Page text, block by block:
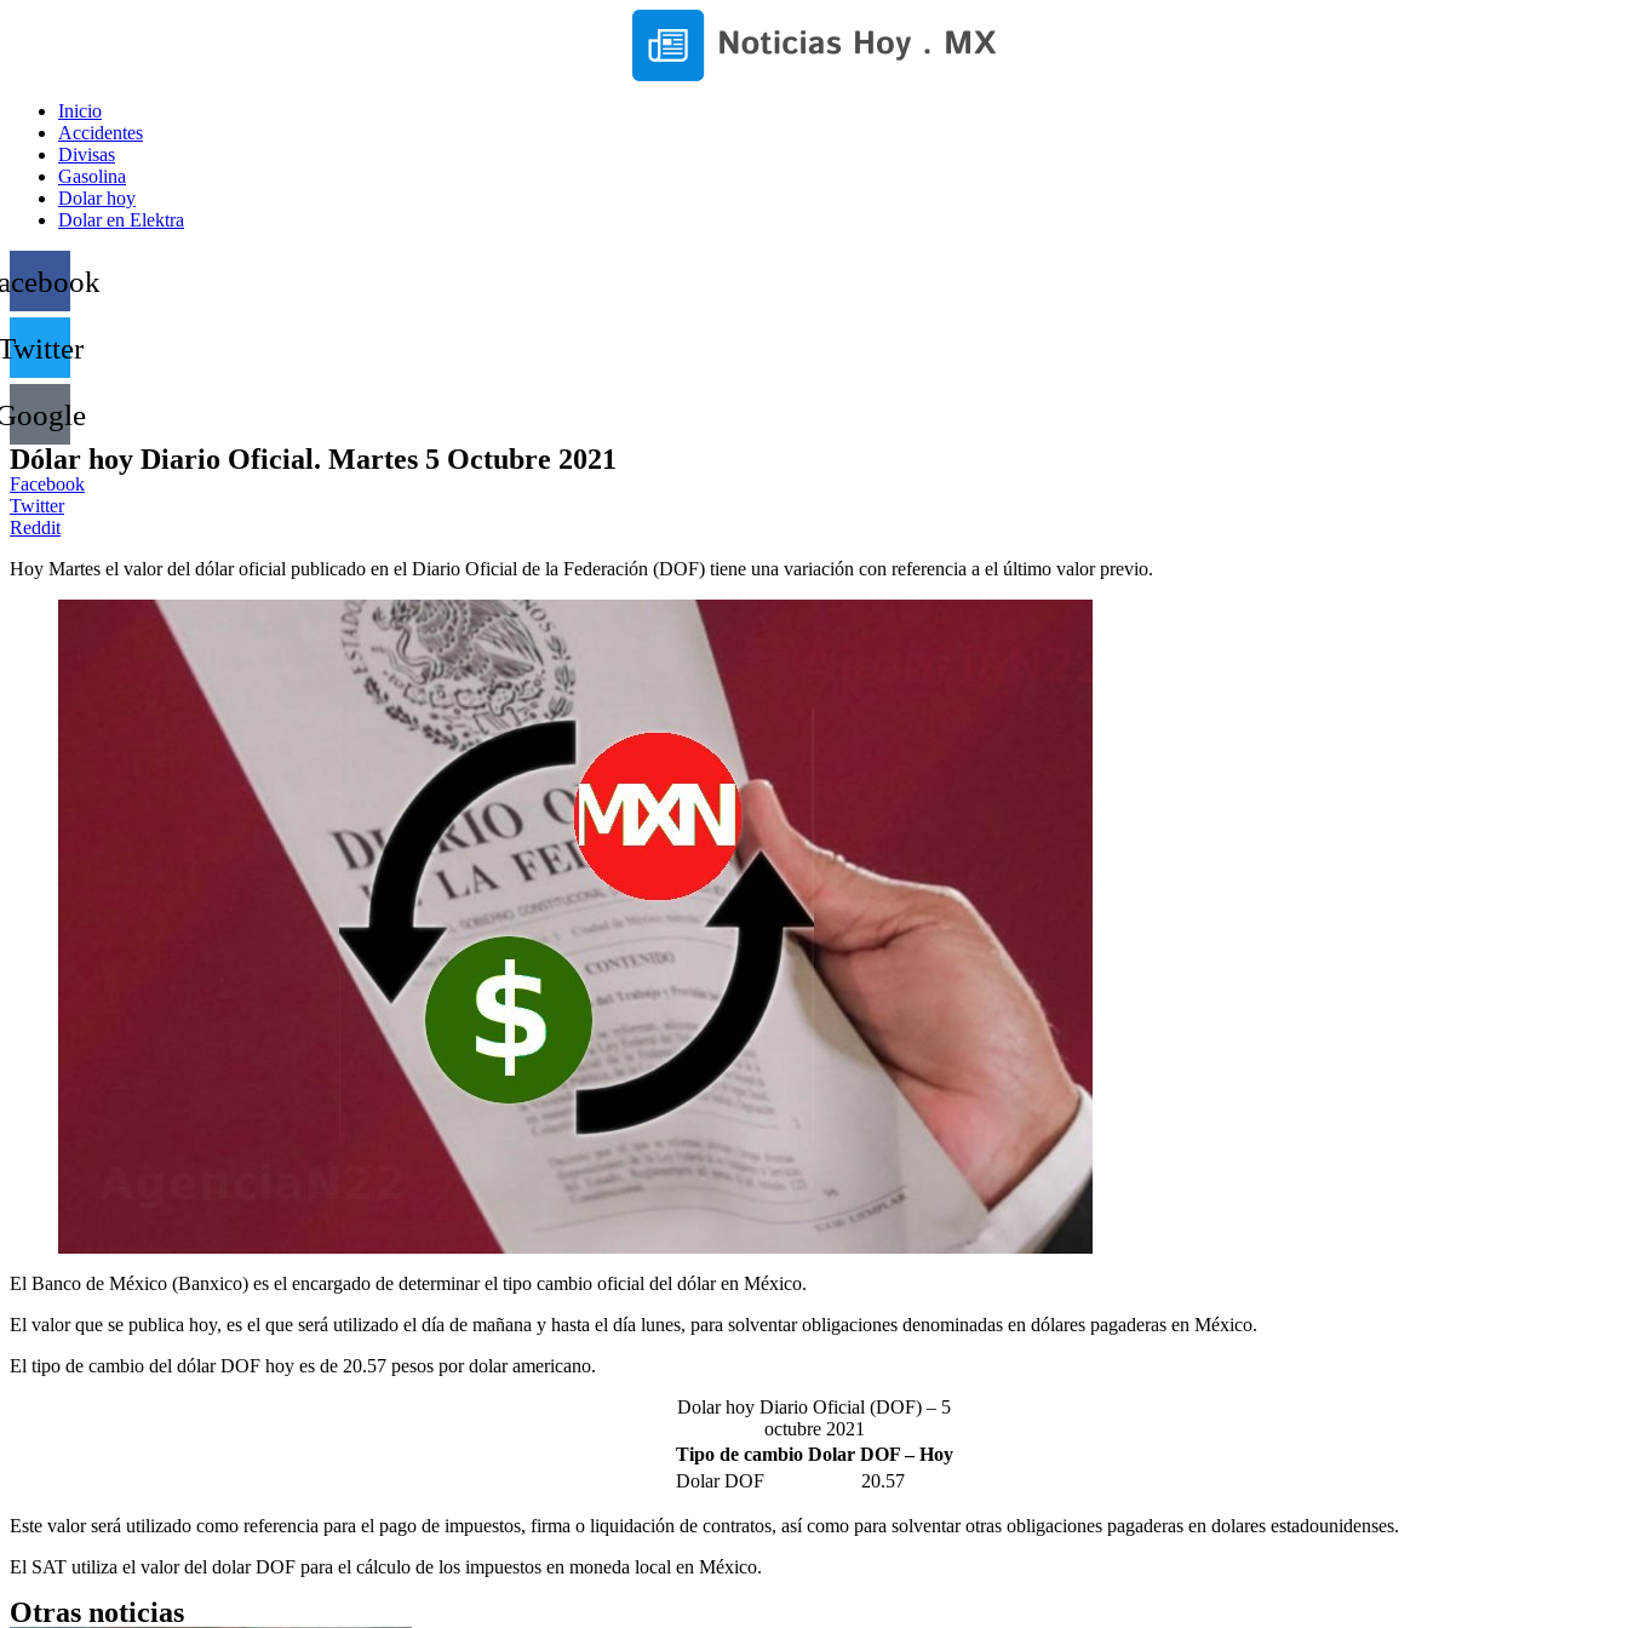
Inicio
Accidentes
Divisas
Gasolina
Dolar hoy
Dolar en Elektra
Dólar hoy Diario Oficial. Martes 5 Octubre 2021
Facebook
Twitter
Reddit
Hoy Martes el valor del dólar oficial publicado en el Diario Oficial de la Federación (DOF) tiene una variación con referencia a el último valor previo.
El Banco de México (Banxico) es el encargado de determinar el tipo cambio oficial del dólar en México.
El valor que se publica hoy, es el que será utilizado el día de mañana y hasta el día lunes, para solventar obligaciones denominadas en dólares pagaderas en México.
El tipo de cambio del dólar DOF hoy es de 20.57 pesos por dolar americano.
Dolar hoy Diario Oficial (DOF) – 5
octubre 2021
Tipo de cambio Dolar DOF – Hoy
Dolar DOF
20.57
Este valor será utilizado como referencia para el pago de impuestos, firma o liquidación de contratos, así como para solventar otras obligaciones pagaderas en dolares estadounidenses.
El SAT utiliza el valor del dolar DOF para el cálculo de los impuestos en moneda local en México.
Otras noticias